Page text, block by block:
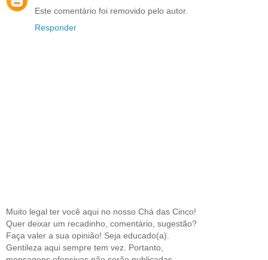
Este comentário foi removido pelo autor.
Responder
Muito legal ter você aqui no nosso Chá das Cinco!
Quer deixar um recadinho, comentário, sugestão?
Faça valer a sua opinião! Seja educado(a).
Gentileza aqui sempre tem vez. Portanto,